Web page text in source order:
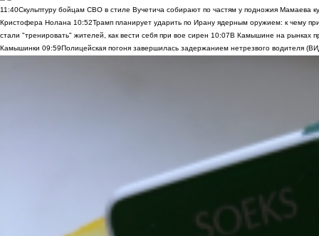
11:40Скульптуру бойцам СВО в стиле Вучетича собирают по частям у подножия Мамаева
Кристофера Нолана 10:52Трамп планирует ударить по Ирану ядерным оружием: к чему
стали "тренировать" жителей, как вести себя при вое сирен 10:07В Камышине на рынках
Камышинки 09:59Полицейская погоня завершилась задержанием нетрезвого водителя